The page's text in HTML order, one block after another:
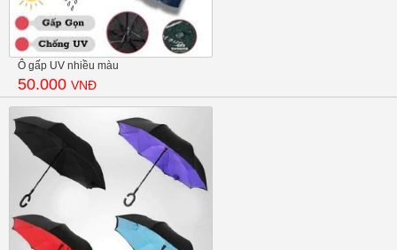
Ô gấp UV nhiều màu
50.000 VNĐ